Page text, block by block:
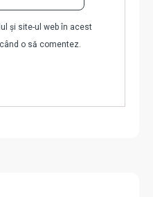
și site-ul web în acest
o să comentez.